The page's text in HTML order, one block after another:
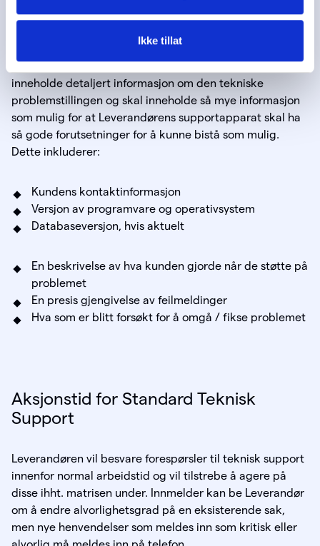
Ikke tillat
sakshåndtering/loggføring
Alle forespørsler om bistand fra teknisk support må
inneholde detaljert informasjon om den tekniske
problemstillingen og skal inneholde så mye informasjon
som mulig for at Leverandørens supportapparat skal ha
så gode forutsetninger for å kunne bistå som mulig.
Dette inkluderer:
Kundens kontaktinformasjon
Versjon av programvare og operativsystem
Databaseversjon, hvis aktuelt
En beskrivelse av hva kunden gjorde når de støtte på
problemet
En presis gjengivelse av feilmeldinger
Hva som er blitt forsøkt for å omgå / fikse problemet
Aksjonstid for Standard Teknisk
Support
Leverandøren vil besvare forespørsler til teknisk support
innenfor normal arbeidstid og vil tilstrebe å agere på
disse ihht. matrisen under. Innmelder kan be Leverandør
om å endre alvorlighetsgrad på en eksisterende sak,
men nye henvendelser som meldes inn som kritisk eller